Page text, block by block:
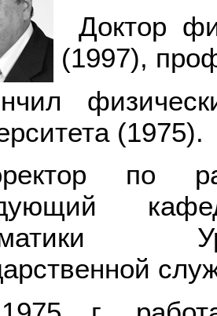
Доктор
(1997),
(1975).
по